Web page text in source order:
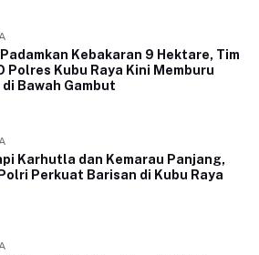
Kebakaran 9 Hektare, Tim
Polres Kubu Raya Kini Memburu
di Bawah Gambut
Karhutla dan Kemarau Panjang,
Perkuat Barisan di Kubu Raya